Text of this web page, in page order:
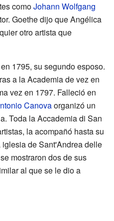
comoJohann Wolfgang
Goethe dijo que Angélica
otro artista que
1795, su segundo esposo.
a la Academia de vez en
vez en 1797. Falleció en
Canovaorganizó un
Toda la Accademia di San
la acompañó hasta su
de Sant'Andrea delle
mostraron dos de sus
al que se le dio a